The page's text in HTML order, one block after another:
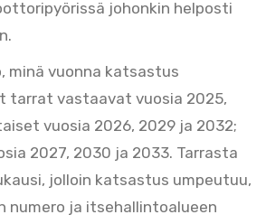
johonkin helposti
minä vuonna katsastus
tarrat vastaavat vuosia 2025,
vuosia 2026, 2029 ja 2032;
2027, 2030 ja 2033. Tarrasta
jolloin katsastus umpeutuu,
numero ja itsehallintoalueen